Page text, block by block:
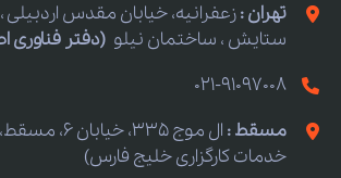
تهران :زعفرانیه، خیابان مقدس اردبیلی
ستایش ، ساختمان نیلو (دفتر فناوری
021-91097008
مسقط :
ال موج 335،
خدمات کارگزاری خلیج فارس)